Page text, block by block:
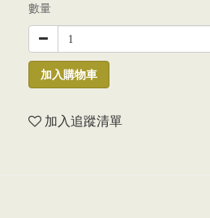
數量
加入購物車
加入追蹤清單